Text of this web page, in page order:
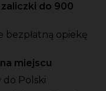
do 900
bezpłatną opiekę
miejscu
do Polski